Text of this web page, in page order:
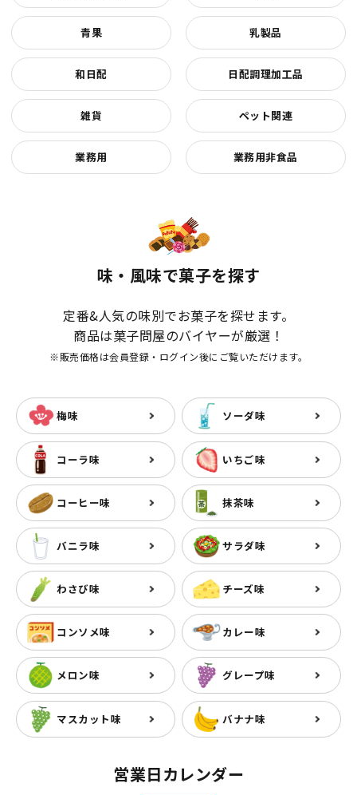
青果 乳製品
和日配 日配調理加工品
雑貨 ペット関連
業務用 業務用非食品
味・風味で菓子を探す
定番&人気の味別でお菓子を探せます。
商品は菓子問屋のバイヤーが厳選！
※販売価格は会員登録・ログイン後にご覧いただけます。
梅味 ソーダ味
コーラ味 いちご味
コーヒー味 抹茶味
バニラ味 サラダ味
わさび味 チーズ味
コンソメ味 カレー味
メロン味 グレープ味
マスカット味 バナナ味
営業日カレンダー